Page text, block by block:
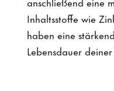
Inhaltsstoffe wie
haben eine
Lebensdauer